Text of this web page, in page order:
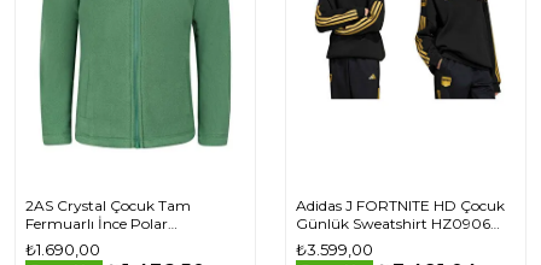
2AS Crystal Çocuk Tam
Fermuarlı İnce Polar
Sweatshirt Yeşil
₺1.690,00
Adidas J FORTNITE HD Çocuk
Günlük Sweatshirt HZ0906
Siyah
₺3.599,00